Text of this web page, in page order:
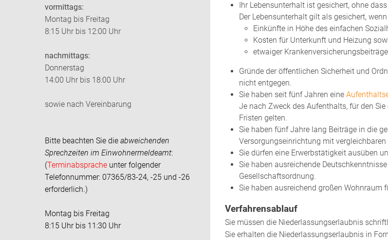
vormittags:
Montag bis Freitag
8:15 Uhr bis 12:00 Uhr
nachmittags:
Donnerstag
14:00 Uhr bis 18:00 Uhr
sowie nach Vereinbarung
Bitte beachten Sie die abweichenden
Sprechzeiten im Einwohnermeldeamt:
(Terminabsprache unter folgender
Telefonnummer: 07365/83-24, -25 und -26
erforderlich.)
Montag bis Freitag
8:15 Uhr bis 11:30 Uhr
Ihr Lebensunterhalt ist gesichert, ohne
Der Lebensunterhalt gilt als gesichert, wenn
Einkünfte in Höhe des einfachen
Kosten für Unterkunft und Heizung
etwaiger
Gründe der öffentlichen Sicherheit und
nicht entgegen.
Sie haben seit fünf Jahren eine
Je nach Zweck des Aufenthalts, für den
Fristen gelten.
Sie haben fünf Jahre lang Beiträge in die
Versorgungseinrichtung mit
Sie dürfen eine Erwerbstätigkeit ausüben
Sie haben ausreichende
Gesellschaftsordnung.
Sie haben ausreichend großen Wohnraum
Verfahrensablauf
Sie müssen die Niederlassungserlaubnis
Sie erhalten die Niederlassungserlaubnis in